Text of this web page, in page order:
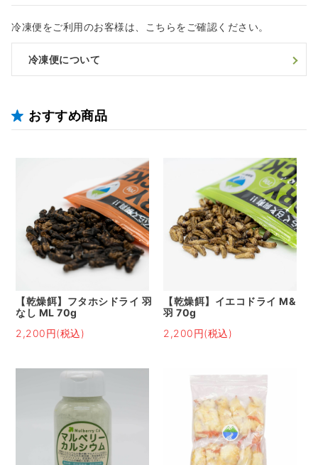
冷凍便をご利用のお客様は、こちらをご確認ください。
冷凍便について
おすすめ商品
【乾燥餌】フタホシドライ 羽
なし ML 70g
2,200円(税込)
【乾燥餌】イエコドライ M&
羽 70g
2,200円(税込)